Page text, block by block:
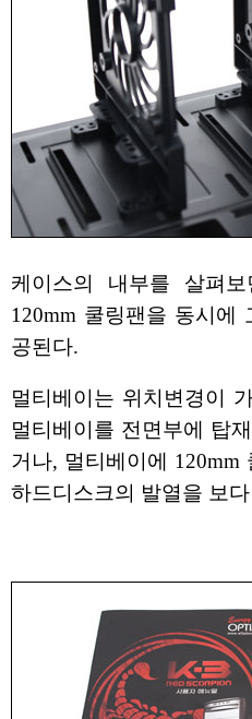
케이스의 내부를 살펴
120mm 쿨링팬을 동시에
공된다.
멀티베이는 위치변경이
멀티베이를 전면부에 탑
거나, 멀티베이에
하드디스크의 발열을 보